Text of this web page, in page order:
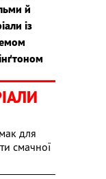
й
із
для
смачної